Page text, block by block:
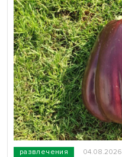
развлечения 04.08.2026